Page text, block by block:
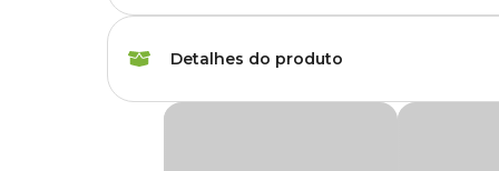
Tipo da Ração Standard
Detalhes do produto